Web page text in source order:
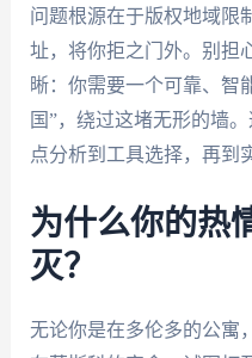
问题根源在于版权地域限
址，将你拒之门外。别担
晰：你需要一个可靠、智
国”，绕过这堵无形的墙
点分析到工具选择，再到
为什么你的热
灭？
无论你是在多伦多的公寓